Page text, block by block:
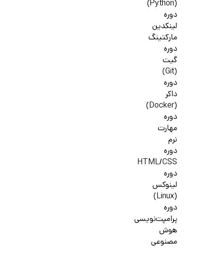
(Python)
دوره
لینکدین
مارکتینگ
دوره
گیت
(Git)
دوره
داکر
(Docker)
دوره
مهارت
نرم
دوره
HTML/CSS
دوره
لینوکس
(Linux)
دوره
پرامپت‌نویسی
هوش
مصنوعی